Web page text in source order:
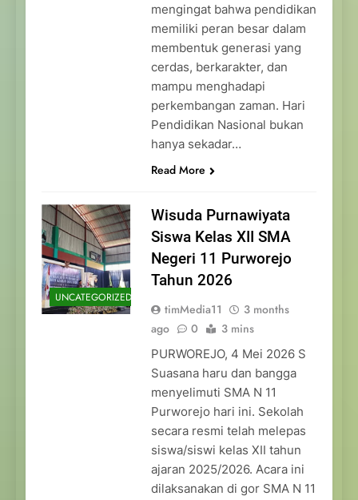
mengingat bahwa pendidikan
memiliki peran besar dalam
membentuk generasi yang
cerdas, berkarakter, dan
mampu menghadapi
perkembangan zaman. Hari
Pendidikan Nasional bukan
hanya sekadar…
Read More
UNCATEGORIZED
Wisuda Purnawiyata
Siswa Kelas XII SMA
Negeri 11 Purworejo
Tahun 2026
timMedia11
3 months
ago
0 3 mins
PURWOREJO, 4 Mei 2026 S
Suasana haru dan bangga
menyelimuti SMA N 11
Purworejo hari ini. Sekolah
secara resmi telah melepas
siswa/siswi kelas XII tahun
ajaran 2025/2026. Acara ini
dilaksanakan di gor SMA N 11